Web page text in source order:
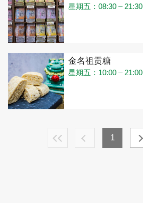
星期五：08:30 – 21:30
金名祖贡糖
星期五：10:00 – 21:00
1